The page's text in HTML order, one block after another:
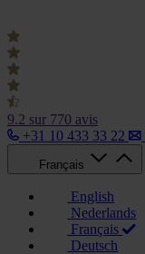
9.2 sur 770 avis
+31 10 433 33 22
Français
English
Nederlands
Français
Deutsch